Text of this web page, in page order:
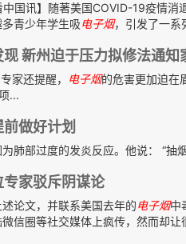
国讯】随著美国COVID-19疫情
青少年学生吸电子烟，引发了一系
新州迫于压力拟修法通知
家还提醒， 电子烟的危害更加迫在
...
做好计划
肺部过度的发炎反应。他说： “抽
家驳斥阴谋论
论文，并联系美国去年的电子烟中
信圈等社交媒体上疯传，然而却让